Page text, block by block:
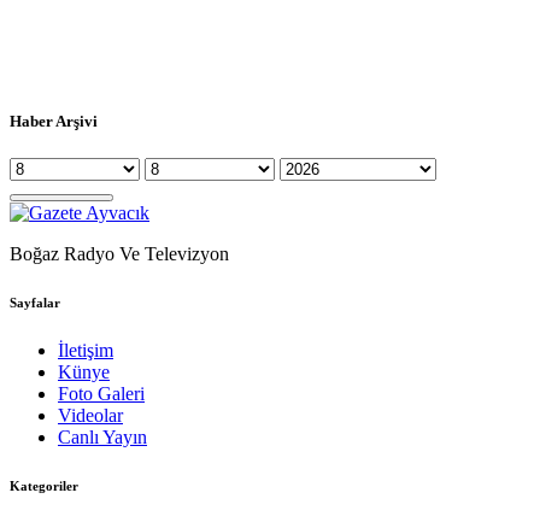
Haber Arşivi
Boğaz Radyo Ve Televizyon
Sayfalar
İletişim
Künye
Foto Galeri
Videolar
Canlı Yayın
Kategoriler